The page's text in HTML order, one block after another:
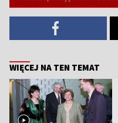
WIĘCEJ NA TEN TEMAT